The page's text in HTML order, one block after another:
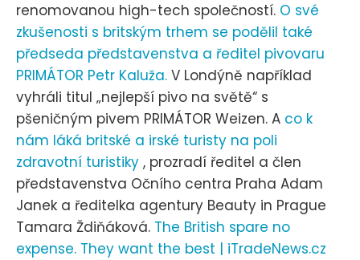
renomovanou high-tech společností. O své
zkušenosti s britským trhem se podělil také
předseda představenstva a ředitel pivovaru
PRIMÁTOR Petr Kaluža. V Londýně například
vyhráli titul „nejlepší pivo na světě“ s
pšeničným pivem PRIMÁTOR Weizen. A co k
nám láká britské a irské turisty na poli
zdravotní turistiky , prozradí ředitel a člen
představenstva Očního centra Praha Adam
Janek a ředitelka agentury Beauty in Prague
Tamara Ždiňáková. The British spare no
expense. They want the best | iTradeNews.cz